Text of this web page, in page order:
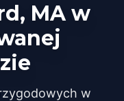
MA w
w